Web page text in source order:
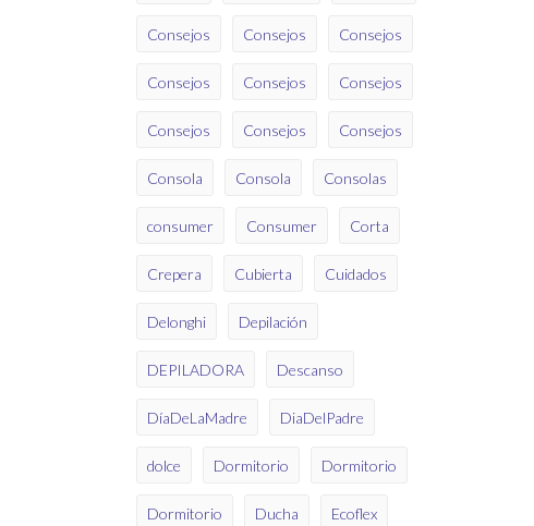
Consejos Consejos Consejos
Consejos Consejos Consejos
Consejos Consejos Consejos
Consola Consola Consolas
consumer Consumer Corta
Crepera Cubierta Cuidados
Delonghi Depilación
DEPILADORA Descanso
DíaDeLaMadre DiaDelPadre
dolce Dormitorio Dormitorio
Dormitorio Ducha Ecoflex